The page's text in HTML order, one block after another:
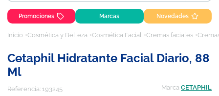
Promociones Marcas Novedades
Inicio Cosmética y Belleza Cosmética Facial Cremas faciales
Cetaphil Hidratante Facial Diario, 88
Ml
Referencia: 193245 Marca CETAPHIL